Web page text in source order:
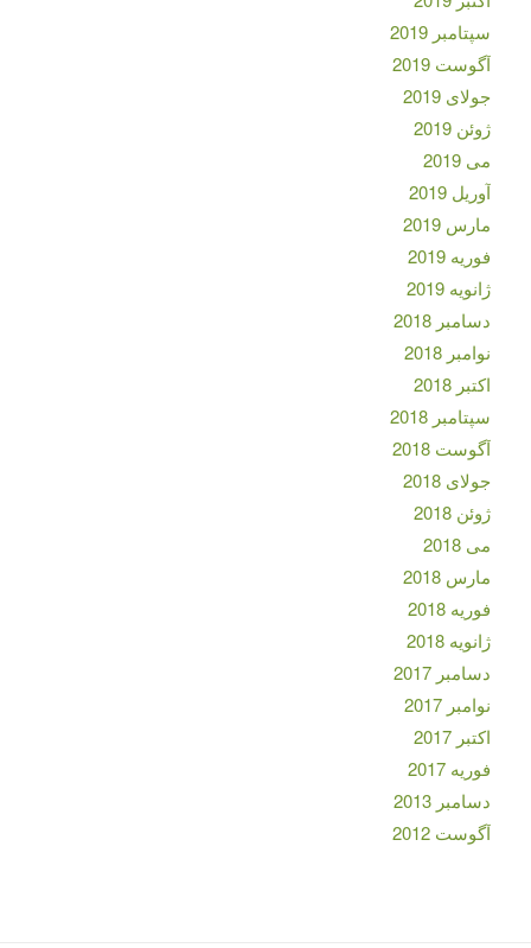
سپتامبر 2019
آگوست 2019
جولای 2019
ژوئن 2019
می 2019
آوریل 2019
مارس 2019
فوریه 2019
ژانویه 2019
دسامبر 2018
نوامبر 2018
اکتبر 2018
سپتامبر 2018
آگوست 2018
جولای 2018
ژوئن 2018
می 2018
مارس 2018
فوریه 2018
ژانویه 2018
دسامبر 2017
نوامبر 2017
اکتبر 2017
فوریه 2017
دسامبر 2013
آگوست 2012